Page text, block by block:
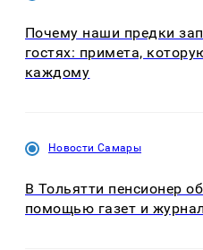
Почему наши предки
гостях: примета,
каждому
Новости Самары
В Тольятти пенсионер
помощью газет и